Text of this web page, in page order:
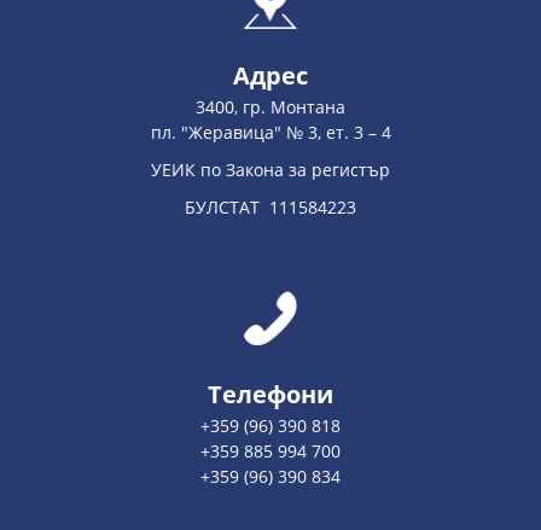
Адрес
3400, гр. Монтана
пл. "Жеравица" № 3, ет. 3 – 4
УЕИК по Закона за регистър
БУЛСТАТ 111584223
Телефони
+359 (96) 390 818
+359 885 994 700
+359 (96) 390 834